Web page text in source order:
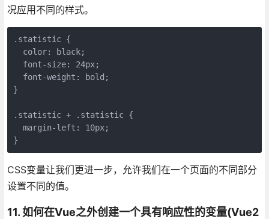
况应用不同的样式。
.statistic {
  color: black;
  font-size: 24px;
  font-weight: bold;
}
.statistic + .statistic {
  margin-left: 10px;
CSS变量让我们更进一步，允许我们在一个页面的不同部分
设置不同的值。
11. 如何在Vue之外创建一个具有响应性的变量(Vue2